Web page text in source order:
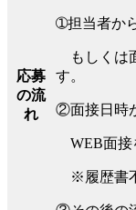
応募
の流
れ
➀担当者か
もしくは
す。
②面接日時
WEB面接
※履歴書